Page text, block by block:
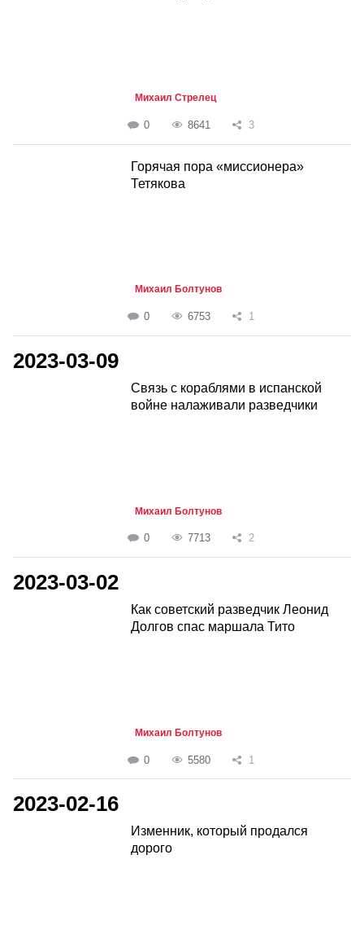
Михаил Стрелец
0 8641 3
Горячая пора «миссионера»
Тетякова
Михаил Болтунов
0 6753 1
2023-03-09
Связь с кораблями в испанской
войне налаживали разведчики
Михаил Болтунов
0 7713 2
2023-03-02
Как советский разведчик Леонид
Долгов спас маршала Тито
Михаил Болтунов
0 5580 1
2023-02-16
Изменник, который продался
дорого